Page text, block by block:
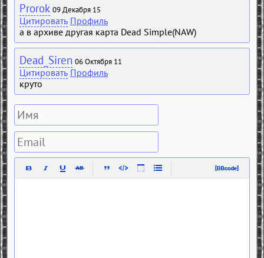
Prorok 09 Декабря 15
Цитировать Профиль
а в архиве другая карта Dead Simple(NAW)
Dead_Siren 06 Октября 11
Цитировать Профиль
круто